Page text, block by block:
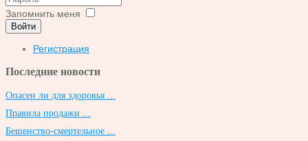
Запомнить меня
Войти
Регистрация
Последние новости
Опасен ли для здоровья ...
Правила продажи ...
Бешенство-смертельное ...